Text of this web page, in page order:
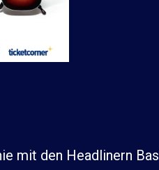
mit den Headlinern